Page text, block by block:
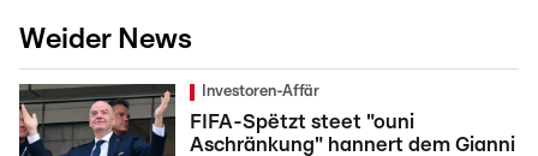
Weider News
Investoren-Affär
FIFA-Spëtzt steet "ouni
Aschränkung" hannert dem Gianni